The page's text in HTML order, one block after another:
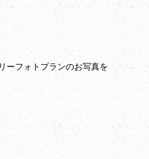
ーフォトプランのお写真を